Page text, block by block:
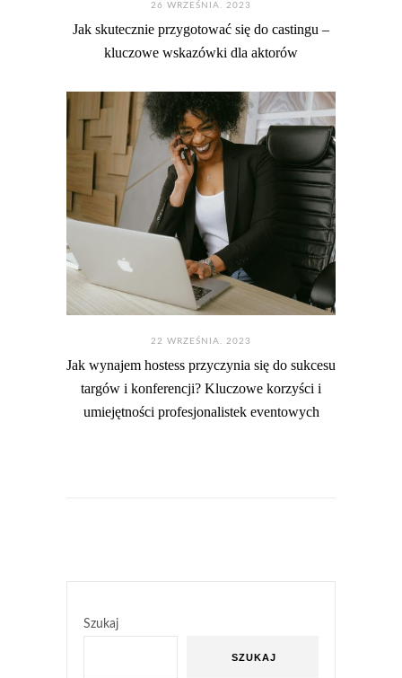
26 WRZEŚNIA. 2023
Jak skutecznie przygotować się do castingu –
kluczowe wskazówki dla aktorów
22 WRZEŚNIA. 2023
Jak wynajem hostess przyczynia się do sukcesu
targów i konferencji? Kluczowe korzyści i
umiejętności profesjonalistek eventowych
Szukaj
SZUKAJ